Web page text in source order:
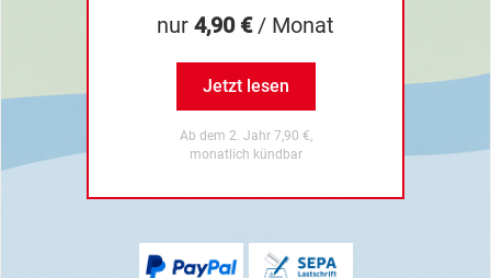
nur 4,90 €/ Monat
Jetzt lesen
Ab dem 2. Jahr 7,90 €,
monatlich kündbar